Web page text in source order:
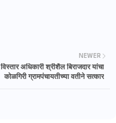
NEWER
विस्तार अधिकारी श्रीशैल बिराजदार यांचा
कोळगिरी ग्रामपंचायतीच्या वतीने सत्कार